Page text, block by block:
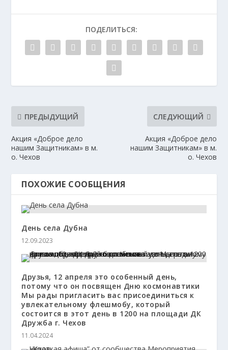
ПОДЕЛИТЬСЯ:
ПРЕДЫДУЩИЙ
Акция «Доброе дело
нашим Защитникам» в м.
о. Чехов
СЛЕДУЮЩИЙ
Акция «Доброе дело
нашим Защитникам» в м.
о. Чехов
ПОХОЖИЕ СООБЩЕНИЯ
День села Дубна
12.09.2023
Друзья, 12 апреля это особенный день,
потому что он посвящен Дню космонавтики
Мы рады пригласить вас присоединиться к
увлекательному флешмобу, который
состоится в этот день в 1200 на площади ДК
Дружба г. Чехов
11.04.2024